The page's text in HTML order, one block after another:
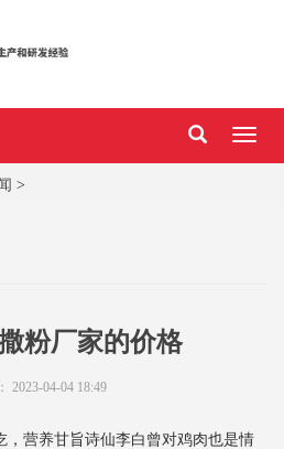
导
>
粉厂家的价格
2023-04-04 18:49
，营养甘旨诗仙李白曾对鸡肉也是情